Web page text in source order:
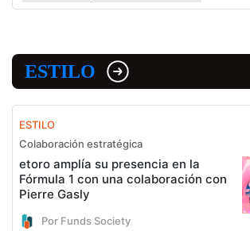
ESTILO
ESTILO
Colaboración estratégica
etoro amplía su presencia en la
Fórmula 1 con una colaboración con
Pierre Gasly
Por Funds Society